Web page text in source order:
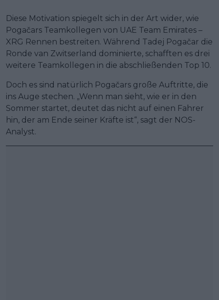
Diese Motivation spiegelt sich in der Art wider, wie
Pogačars Teamkollegen von UAE Team Emirates –
XRG Rennen bestreiten. Während Tadej Pogačar die
Ronde van Zwitserland dominierte, schafften es drei
weitere Teamkollegen in die abschließenden Top 10.
Doch es sind natürlich Pogačars große Auftritte, die
ins Auge stechen. „Wenn man sieht, wie er in den
Sommer startet, deutet das nicht auf einen Fahrer
hin, der am Ende seiner Kräfte ist“, sagt der NOS-
Analyst.